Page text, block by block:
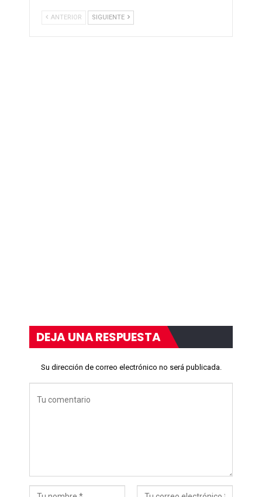
ANTERIOR SIGUIENTE
DEJA UNA RESPUESTA
Su dirección de correo electrónico no será publicada.